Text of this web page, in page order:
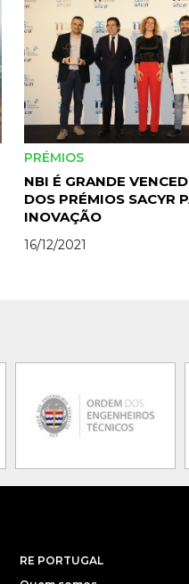
PRÉMIOS
NBI É GRANDE
DOS PRÉMIOS SACYR
INOVAÇÃO
16/12/2021
RE PORTUGAL